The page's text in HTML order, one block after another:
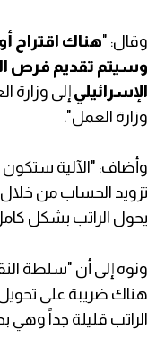
وقال: "هناك اقتراح
وسيتم تقديم فرص
الإسرائيلي إلى وزارة
وزارة العمل".
وأضاف: "الآلية ستكون
تزويد الحساب من
يحول الراتب بشكل
ونوه إلى أن "سلطة
هناك ضريبة على تحويل
الراتب قليلة جداً وهي